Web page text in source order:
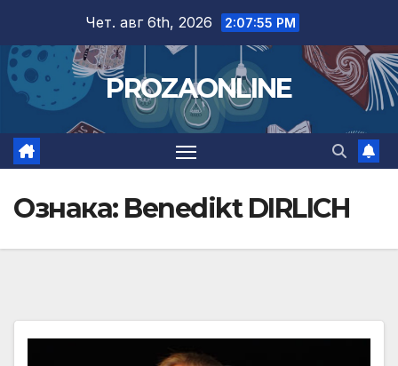
content
Чет. авг 6th, 2026 2:07:56 PM
PROZAONLINE
Ознака: Benedikt DIRLICH